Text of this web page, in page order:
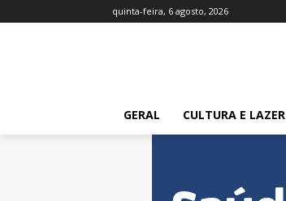
quinta-feira, 6 agosto, 2026
GERAL CULTURA E LAZER